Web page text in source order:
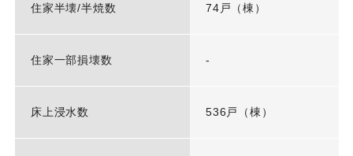
住家半壊/半焼数 74戸（棟）
住家一部損壊数 -
床上浸水数 536戸（棟）